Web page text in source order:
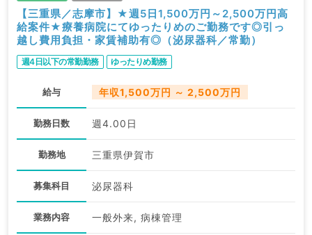
【三重県／志摩市】★週5日1,500万円～2,500万円高
給案件★療養病院にてゆったりめのご勤務です◎引っ
越し費用負担・家賃補助有◎（泌尿器科／常勤）
週4日以下の常勤勤務 ゆったりめ勤務
給与 年収1,500万円 ～ 2,500万円
勤務日数 週4.00日
勤務地 三重県伊賀市
募集科目 泌尿器科
業務内容 一般外来, 病棟管理